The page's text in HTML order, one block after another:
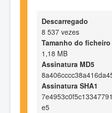
Descarregado
8 537 vezes
Tamanho do ficheiro
1,18 MB
Assinatura MD5
Assinatura SHA1
e5